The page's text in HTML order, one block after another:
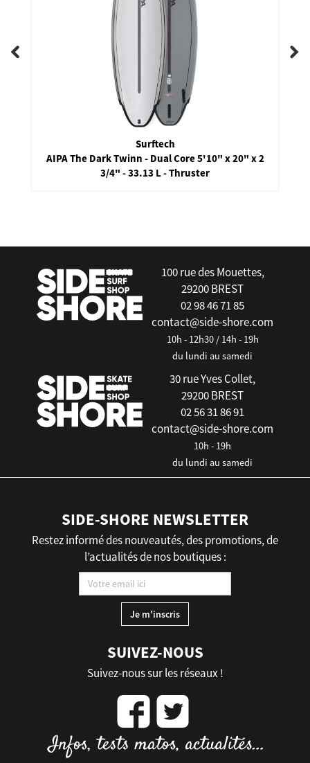
Surftech
AIPA The Dark Twinn - Dual Core 5'10" x 20" x 2
3/4" - 33.13 L - Thruster
100 rue des Mouettes,
29200 BREST
02 98 46 71 85
contact@side-shore.com
10h - 12h30 / 14h - 19h
du lundi au samedi
30 rue Yves Collet,
29200 BREST
02 56 31 86 91
contact@side-shore.com
10h - 19h
du lundi au samedi
SIDE-SHORE NEWSLETTER
Restez informé des nouveautés, des promotions, de
l’actualités de nos boutiques :
SUIVEZ-NOUS
Suivez-nous sur les réseaux !